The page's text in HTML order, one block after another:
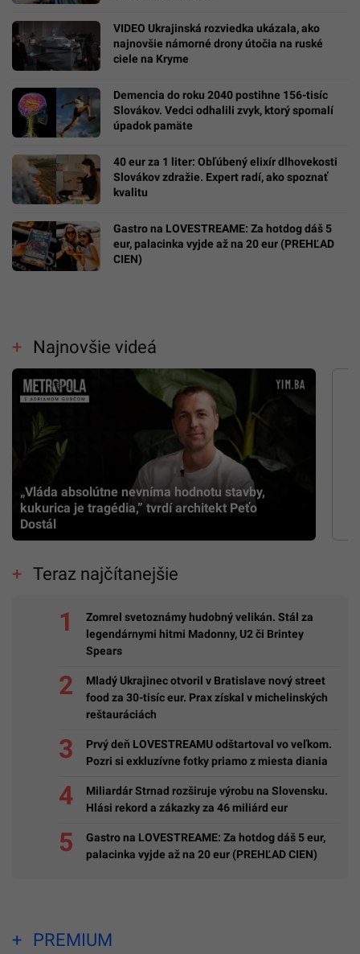
VIDEO Ukrajinská rozviedka ukázala, ako
najnovšie námorné drony útočia na ruské
ciele na Kryme
Demencia do roku 2040 postihne 156-tisíc
Slovákov. Vedci odhalili zvyk, ktorý spomalí
úpadok pamäte
40 eur za 1 liter: Obľúbený elixír dlhovekosti
Slovákov zdražie. Expert radí, ako spoznať
kvalitu
Gastro na LOVESTREAME: Za hotdog dáš 5
eur, palacinka vyjde až na 20 eur (PREHĽAD
CIEN)
Najnovšie videá
„Vláda absolútne nevníma hodnotu stavby,
kukurica je tragédia,” tvrdí architekt Peťo
Dostál
Teraz najčítanejšie
Zomrel svetoznámy hudobný velikán. Stál za
legendárnymi hitmi Madonny, U2 či Brintey
Spears
Mladý Ukrajinec otvoril v Bratislave nový street
food za 30-tisíc eur. Prax získal v michelinských
reštauráciách
Prvý deň LOVESTREAMU odštartoval vo veľkom.
Pozri si exkluzívne fotky priamo z miesta diania
Miliardár Strnad rozširuje výrobu na Slovensku.
Hlási rekord a zákazky za 46 miliárd eur
Gastro na LOVESTREAME: Za hotdog dáš 5 eur,
palacinka vyjde až na 20 eur (PREHĽAD CIEN)
PREMIUM